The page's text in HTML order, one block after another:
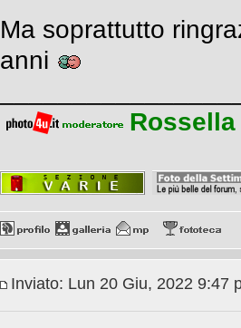
Ma soprattutto
anni
Rossella
Inviato: Lun 20 Giu, 2022 9:47